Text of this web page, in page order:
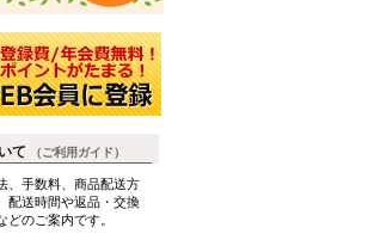
て （ご利用ガイド）
、手数料、商品配送方
配送時間や返品・交換
どのご案内です。